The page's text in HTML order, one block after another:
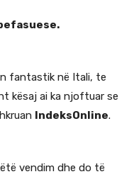
fantastik në Itali, te
kësaj ai ka njoftuar se
IndeksOnline.
vendim dhe do të